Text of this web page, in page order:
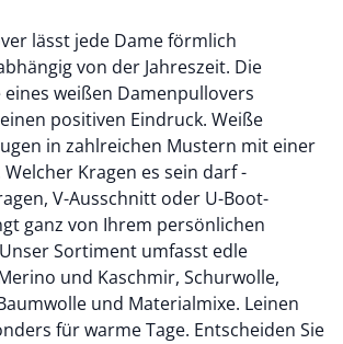
lässt jede Dame förmlich
von der Jahreszeit. Die
weißen Damenpullovers
positiven Eindruck. Weiße
in zahlreichen Mustern mit einer
Kragen es sein darf -
V-Ausschnitt oder U-Boot-
ganz von Ihrem persönlichen
Sortiment umfasst edle
und Kaschmir, Schurwolle,
und Materialmixe. Leinen
für warme Tage. Entscheiden Sie